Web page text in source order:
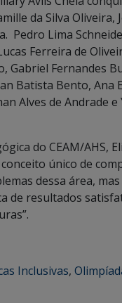
da Silva
Pedro Lima
Ferreira de
Gabriel Fernandes
Batista Bento, Ana
Alves de Andrade
do CEAM/AHS,
único de
dessa área,
de resultados
Inclusivas,